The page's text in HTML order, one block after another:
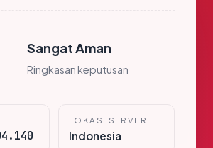
Sangat Aman
Ringkasan keputusan
LOKASI SERVER
Indonesia